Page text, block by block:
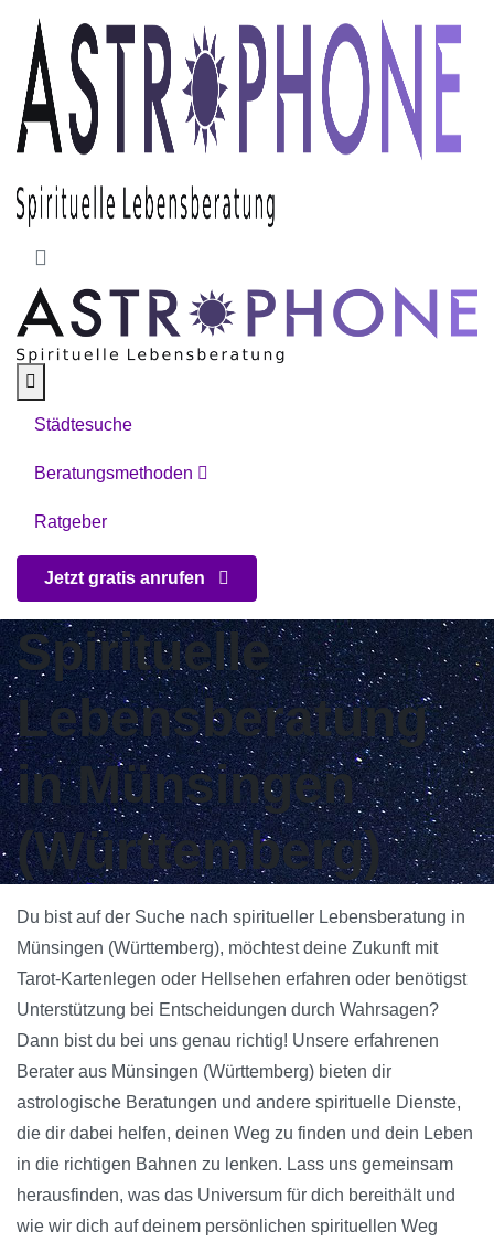
Skip to main content
Städtesuche
Beratungsmethoden
Ratgeber
Jetzt gratis anrufen
Spirituelle
Lebensberatung
in Münsingen
(Württemberg)
Du bist auf der Suche nach spiritueller Lebensberatung in
Münsingen (Württemberg), möchtest deine Zukunft mit
Tarot-Kartenlegen oder Hellsehen erfahren oder benötigst
Unterstützung bei Entscheidungen durch Wahrsagen?
Dann bist du bei uns genau richtig! Unsere erfahrenen
Berater aus Münsingen (Württemberg) bieten dir
astrologische Beratungen und andere spirituelle Dienste,
die dir dabei helfen, deinen Weg zu finden und dein Leben
in die richtigen Bahnen zu lenken. Lass uns gemeinsam
herausfinden, was das Universum für dich bereithält und
wie wir dich auf deinem persönlichen spirituellen Weg